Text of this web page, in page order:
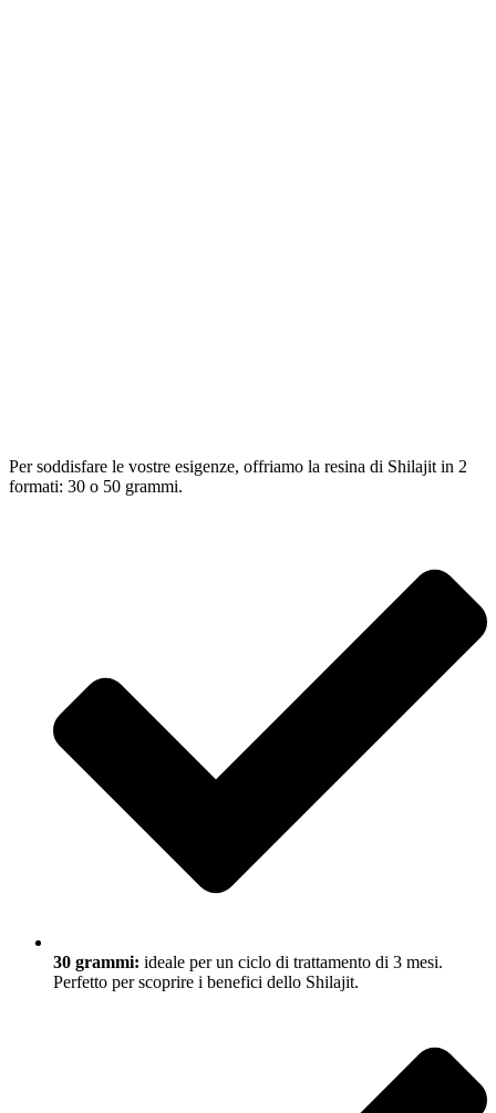
Per soddisfare le vostre esigenze, offriamo la resina di Shilajit in 2
formati: 30 o 50 grammi.
30 grammi: ideale per un ciclo di trattamento di 3 mesi.
Perfetto per scoprire i benefici dello Shilajit.